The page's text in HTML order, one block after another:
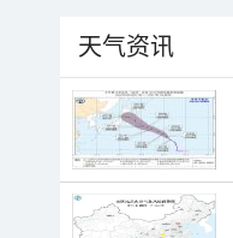
天气资讯